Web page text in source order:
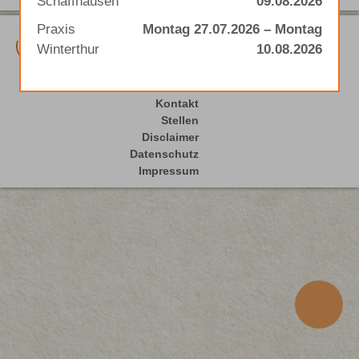
Sinomed Gratis-Hotline
0800 753 753
Kontakt
Stellen
Disclaimer
Datenschutz
Impressum
Praxis
Winterthur
Montag 27.07.2026 – Montag
10.08.2026